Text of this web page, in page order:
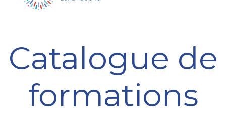
Catalogue de
formations